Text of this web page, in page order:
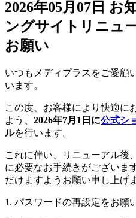
2026年05月07日 お
ングサイトリニュ
お願い
いつもメディプラスをご愛顧
います。
この度、お客様により快適に
よう、 2026年7月1日に公式シ
ルを行います。
これに伴い、リニューアル後
に必要なお手続きがございま
だけますようお願い申し上げ
1. パスワードの再設定をお願